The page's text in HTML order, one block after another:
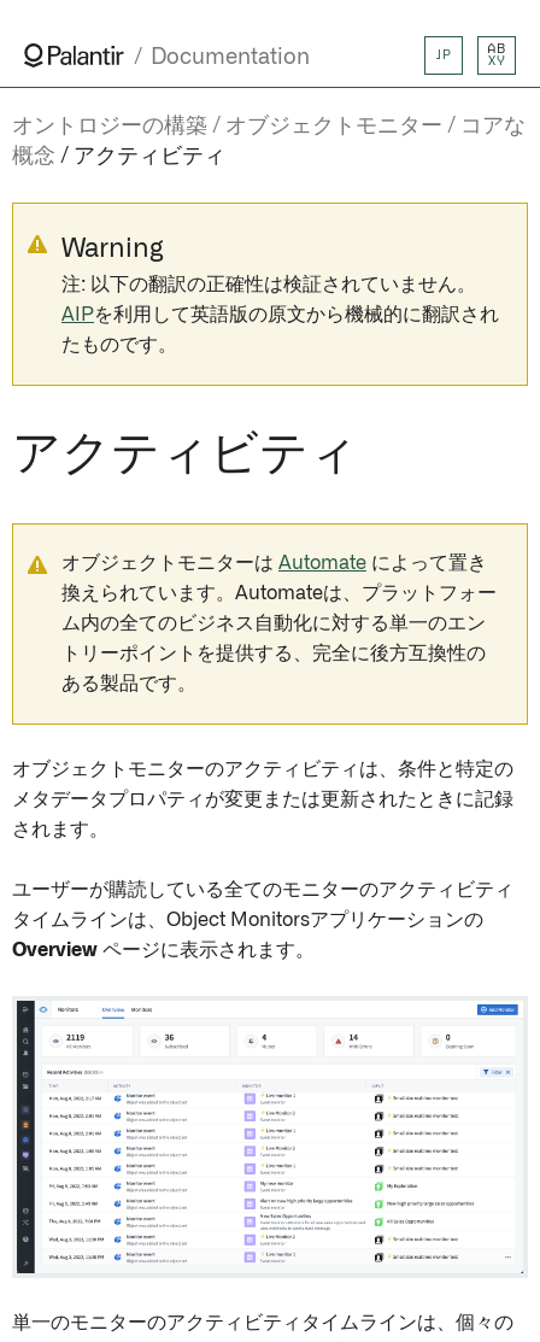
Documentation JP
AB
XY
オントロジーの構築 オブジェクトモニター
コアな
概念
アクティビティ
Warning
注: 以下の翻訳の正確性は検証されていません。
AIPを利用して英語版の原文から機械的に翻訳され
たものです。
アクティビティ
オブジェクトモニターは Automate によって置き
換えられています。Automateは、プラットフォー
ム内の全てのビジネス自動化に対する単一のエン
トリーポイントを提供する、完全に後方互換性の
ある製品です。
オブジェクトモニターのアクティビティは、条件と特定の
メタデータプロパティが変更または更新されたときに記録
されます。
ユーザーが購読している全てのモニターのアクティビティ
タイムラインは、Object Monitorsアプリケーションの
Overview ページに表示されます。
単一のモニターのアクティビティタイムラインは、個々の